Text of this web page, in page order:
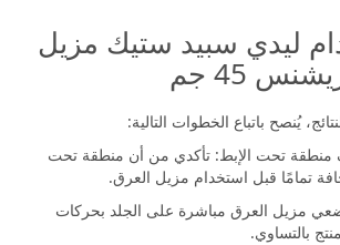
ليدي سبيد ستيك مزيل
45 جم
يُنصح باتباع الخطوات التالية:
منطقة تحت الإبط: تأكدي من أن منطقة تحت
تمامًا قبل استخدام مزيل العرق.
مزيل العرق مباشرة على الجلد بحركات
بالتساوي.